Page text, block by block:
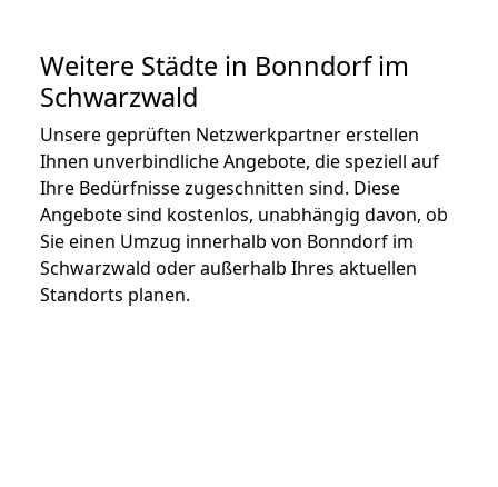
Weitere Städte in Bonndorf im
Schwarzwald
Unsere geprüften Netzwerkpartner erstellen
Ihnen unverbindliche Angebote, die speziell auf
Ihre Bedürfnisse zugeschnitten sind. Diese
Angebote sind kostenlos, unabhängig davon, ob
Sie einen Umzug innerhalb von Bonndorf im
Schwarzwald oder außerhalb Ihres aktuellen
Standorts planen.